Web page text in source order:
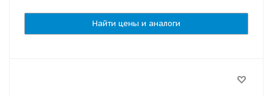
Найти цены и аналоги